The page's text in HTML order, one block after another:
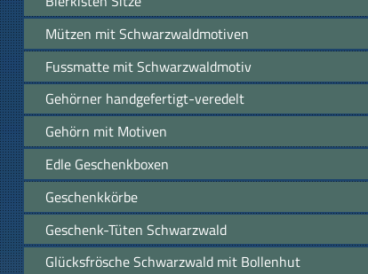
Mützen mit Schwarzwaldmotiven
Fussmatte mit Schwarzwaldmotiv
Gehörner handgefertigt-veredelt
Gehörn mit Motiven
Edle Geschenkboxen
Geschenkkörbe
Geschenk-Tüten Schwarzwald
Glücksfrösche Schwarzwald mit Bollenhut